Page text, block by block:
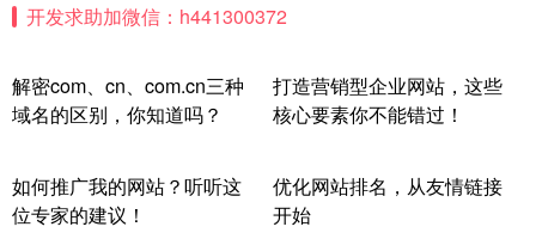
开发求助加微信：h441300372
解密com、cn、com.cn三种
域名的区别，你知道吗？
打造营销型企业网站，这些
核心要素你不能错过！
如何推广我的网站？听听这
位专家的建议！
优化网站排名，从友情链接
开始